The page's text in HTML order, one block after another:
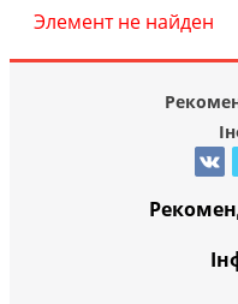
Элемент не найден